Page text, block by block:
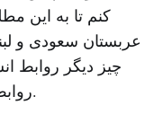
کنم تا به این
عربستان سعودی و
چیز دیگر روابط
روابط سیاسی و اقتصادی اولویت دارند.